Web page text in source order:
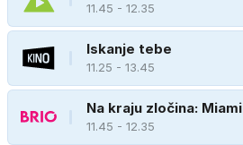
11.45 - 12.35
Iskanje tebe
11.25 - 13.45
Na kraju zločina: Miami
11.45 - 12.35